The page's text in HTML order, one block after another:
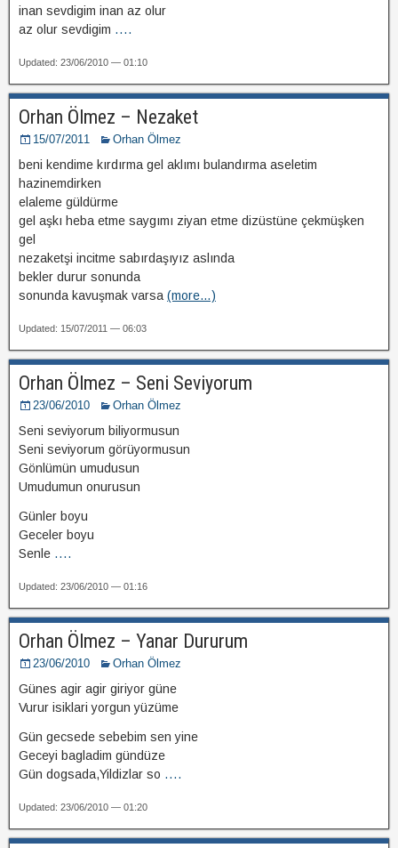
inan sevdigim inan az olur
az olur sevdigim ....
Updated: 23/06/2010 — 01:10
Orhan Ölmez – Nezaket
15/07/2011 Orhan Ölmez
beni kendime kırdırma gel aklımı bulandırma aseletim
hazinemdirken
elaleme güldürme
gel aşkı heba etme saygımı ziyan etme dizüstüne çekmüşken
gel
nezaketşi incitme sabırdaşıyız aslında
bekler durur sonunda
sonunda kavuşmak varsa (more…)
Updated: 15/07/2011 — 06:03
Orhan Ölmez – Seni Seviyorum
23/06/2010 Orhan Ölmez
Seni seviyorum biliyormusun
Seni seviyorum görüyormusun
Gönlümün umudusun
Umudumun onurusun
Günler boyu
Geceler boyu
Senle ....
Updated: 23/06/2010 — 01:16
Orhan Ölmez – Yanar Dururum
23/06/2010 Orhan Ölmez
Günes agir agir giriyor güne
Vurur isiklari yorgun yüzüme
Gün gecsede sebebim sen yine
Geceyi bagladim gündüze
Gün dogsada,Yildizlar so ....
Updated: 23/06/2010 — 01:20